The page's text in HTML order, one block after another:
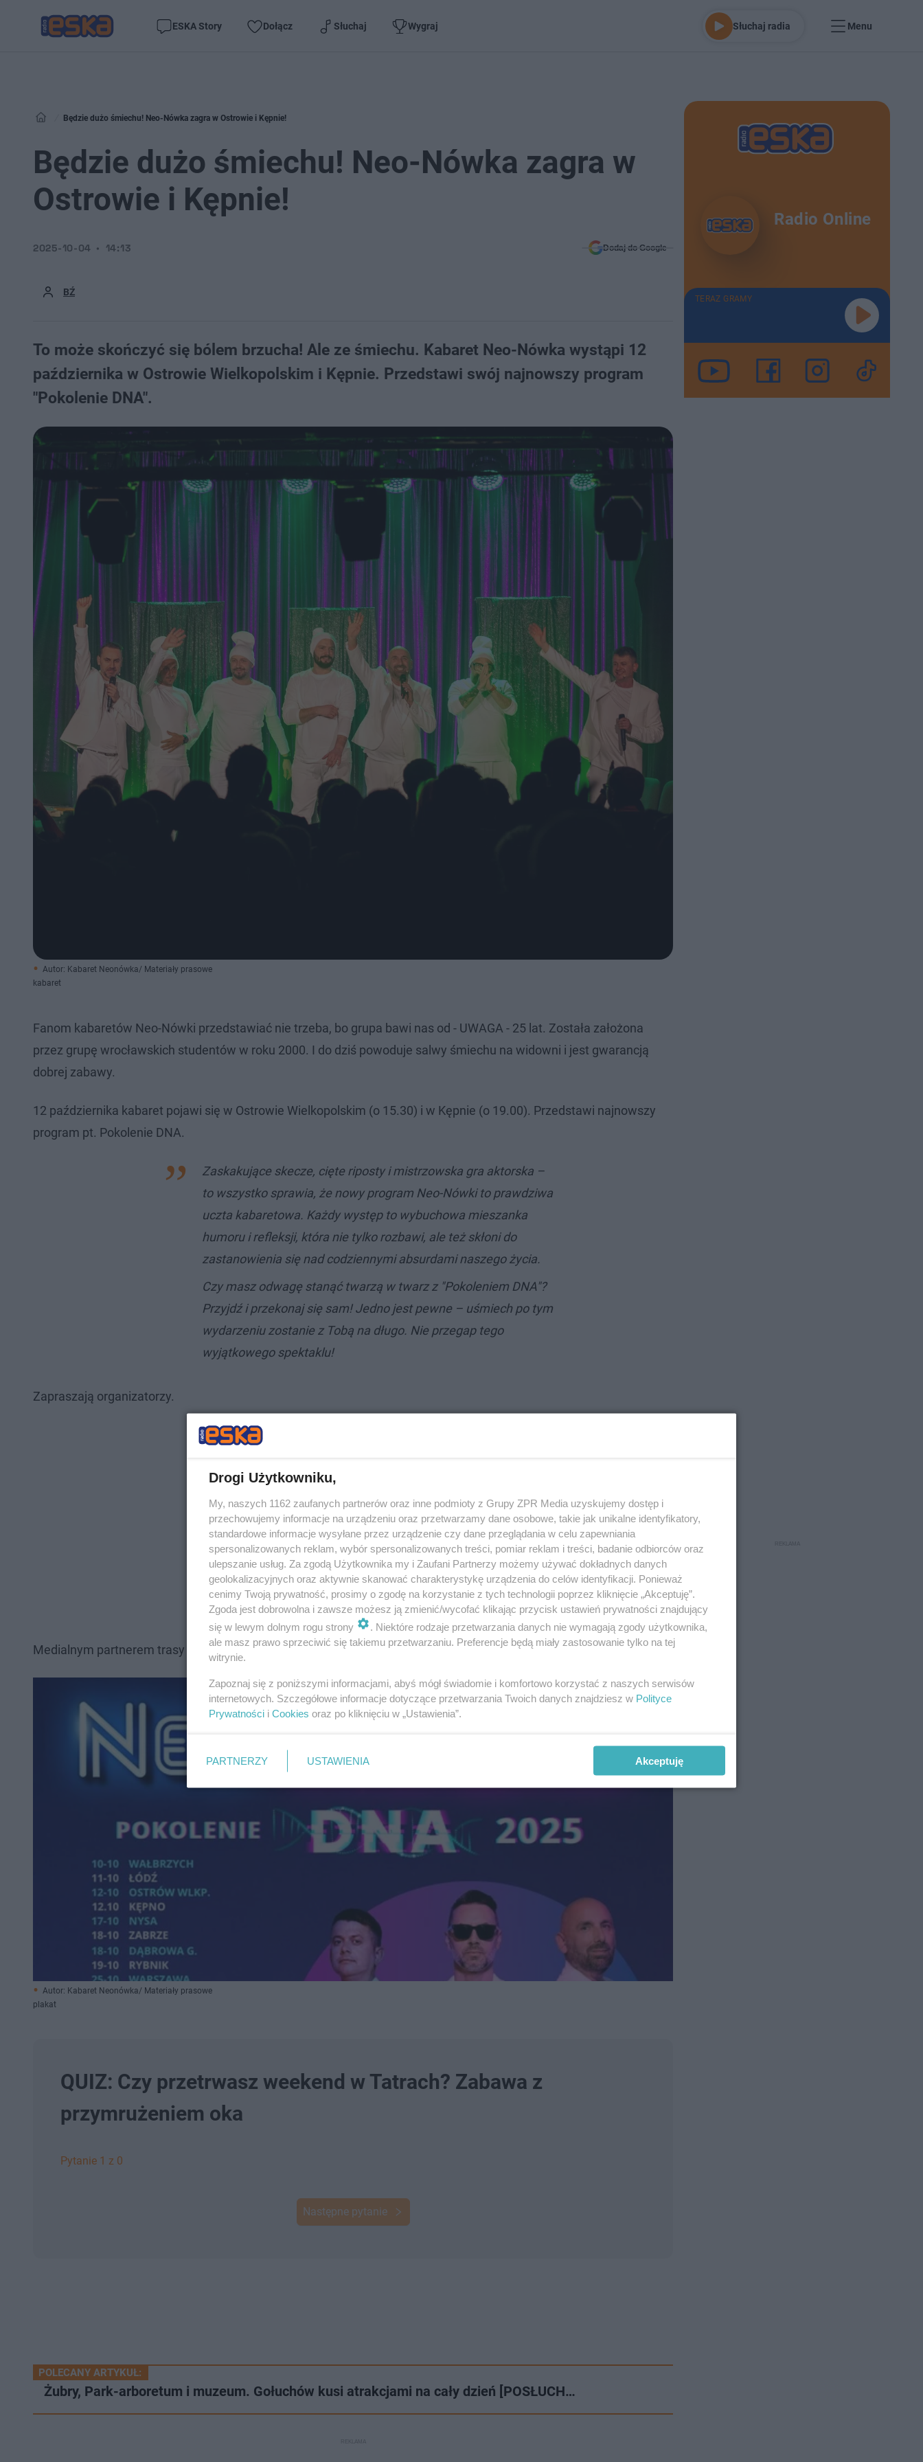
ESKA Story Dołącz Słuchaj Wygraj Słuchaj radia Menu
Będzie dużo śmiechu! Neo-Nówka zagra w Ostrowie i Kępnie!
Będzie dużo śmiechu! Neo-Nówka zagra w
Ostrowie i Kępnie!
BŹ
2025-10-04 14:13 Dodaj do Google
To może skończyć się bólem brzucha! Ale ze śmiechu. Kabaret Neo-Nówka wystąpi 12
października w Ostrowie Wielkopolskim i Kępnie. Przedstawi swój najnowszy program
"Pokolenie DNA".
Autor: Kabaret Neonówka/ Materiały prasowe
kabaret
Fanom kabaretów Neo-Nówki przedstawiać nie trzeba, bo grupa bawi nas od - UWAGA - 25 lat. Została założona
przez grupę wrocławskich studentów w roku 2000. I do dziś powoduje salwy śmiechu na widowni i jest gwarancją
dobrej zabawy.
12 października kabaret pojawi się w Ostrowie Wielkopolskim (o 15.30) i w Kępnie (o 19.00). Przedstawi najnowszy
program pt. Pokolenie DNA.
Zaskakujące skecze, cięte riposty i mistrzowska gra aktorska –
to wszystko sprawia, że nowy program Neo-Nówki to prawdziwa
uczta kabaretowa. Każdy występ to wybuchowa mieszanka
humoru i refleksji, która nie tylko rozbawi, ale też skłoni do
zastanowienia się nad codziennymi absurdami naszego życia.
Czy masz odwagę stanąć twarzą w twarz z "Pokoleniem DNA"?
Przyjdź i przekonaj się sam! Jedno jest pewne – uśmiech po tym
wydarzeniu zostanie z Tobą na długo. Nie przegap tego
wyjątkowego spektaklu!
Zapraszają organizatorzy.
Medialnym partnerem trasy jest Radio Eska. I mamy wciąż dla Was zaproszenia. Wystarczy uważnie nas słuchać!
Autor: Kabaret Neonówka/ Materiały prasowe
plakat
QUIZ: Czy przetrwasz weekend w Tatrach? Zabawa z
przymrużeniem oka
Pytanie 1 z 0
Następne pytanie
POLECANY ARTYKUŁ:
Żubry, Park-arboretum i muzeum. Gołuchów kusi atrakcjami na cały dzień [POSŁUCH…
Radio Online
TERAZ GRAMY
Drogi Użytkowniku,
My, naszych 1162 zaufanych partnerów oraz inne podmioty z Grupy ZPR Media uzyskujemy dostęp i
przechowujemy informacje na urządzeniu oraz przetwarzamy dane osobowe, takie jak unikalne identyfikatory,
standardowe informacje wysyłane przez urządzenie czy dane przeglądania w celu zapewniania
spersonalizowanych reklam, wybór spersonalizowanych treści, pomiar reklam i treści, badanie odbiorców oraz
ulepszanie usług. Za zgodą Użytkownika my i Zaufani Partnerzy możemy używać dokładnych danych
geolokalizacyjnych oraz aktywnie skanować charakterystykę urządzenia do celów identyfikacji. Ponieważ
cenimy Twoją prywatność, prosimy o zgodę na korzystanie z tych technologii poprzez kliknięcie „Akceptuję”.
Zgoda jest dobrowolna i zawsze możesz ją zmienić/wycofać klikając przycisk ustawień prywatności znajdujący
się w lewym dolnym rogu strony
. Niektóre rodzaje przetwarzania danych nie wymagają zgody użytkownika,
ale masz prawo sprzeciwić się takiemu przetwarzaniu. Preferencje będą miały zastosowanie tylko na tej
witrynie.
Zapoznaj się z poniższymi informacjami, abyś mógł świadomie i komfortowo korzystać z naszych serwisów
internetowych. Szczegółowe informacje dotyczące przetwarzania Twoich danych znajdziesz w Polityce
Prywatności i Cookies oraz po kliknięciu w „Ustawienia”.
PARTNERZY USTAWIENIA Akceptuję